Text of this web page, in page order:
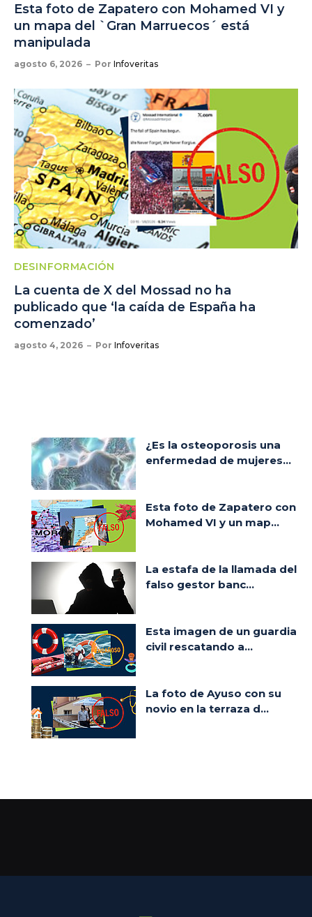
Esta foto de Zapatero con Mohamed VI y
un mapa del `Gran Marruecos´ está
manipulada
agosto 6, 2026 Por Infoveritas
DESINFORMACIÓN
La cuenta de X del Mossad no ha
publicado que ‘la caída de España ha
comenzado’
agosto 4, 2026 Por Infoveritas
¿Es la osteoporosis una
enfermedad de mujeres...
Esta foto de Zapatero con
Mohamed VI y un map...
La estafa de la llamada del
falso gestor banc...
Esta imagen de un guardia
civil rescatando a...
La foto de Ayuso con su
novio en la terraza d...